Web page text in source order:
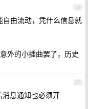
56
由流动，凭什么信息就
外的小插曲罢了，历史
57
息通知也必须开